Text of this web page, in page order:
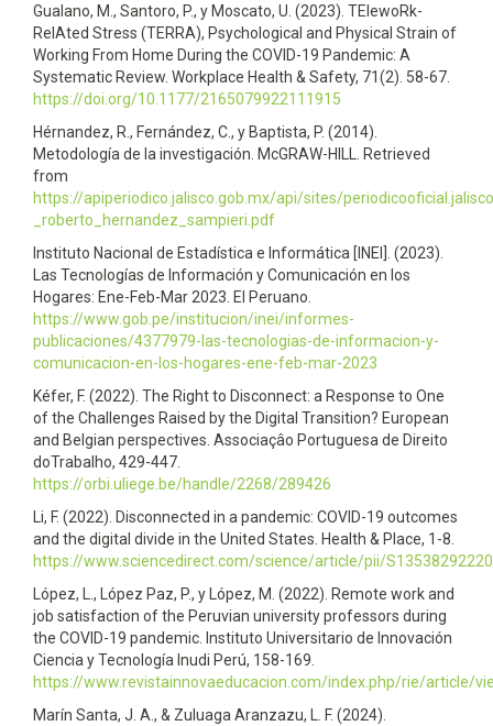
Gualano, M., Santoro, P., y Moscato, U. (2023). TElewoRk-
RelAted Stress (TERRA), Psychological and Physical Strain of
Working From Home During the COVID-19 Pandemic: A
Systematic Review. Workplace Health & Safety, 71(2). 58-67.
https://doi.org/10.1177/2165079922111915
Hérnandez, R., Fernández, C., y Baptista, P. (2014).
Metodología de la investigación. McGRAW-HILL. Retrieved
from
https://apiperiodico.jalisco.gob.mx/api/sites/
_roberto_hernandez_sampieri.pdf
Instituto Nacional de Estadística e Informática [INEI]. (2023).
Las Tecnologías de Información y Comunicación en los
Hogares: Ene-Feb-Mar 2023. El Peruano.
https://www.gob.pe/institucion/inei/informes-
publicaciones/4377979-las-tecnologias-de-informacion-y-
comunicacion-en-los-hogares-ene-feb-mar-2023
Kéfer, F. (2022). The Right to Disconnect: a Response to One
of the Challenges Raised by the Digital Transition? European
and Belgian perspectives. Associaçâo Portuguesa de Direito
doTrabalho, 429-447.
https://orbi.uliege.be/handle/2268/289426
Li, F. (2022). Disconnected in a pandemic: COVID-19 outcomes
and the digital divide in the United States. Health & Place, 1-8.
https://www.sciencedirect.com/science/article/pii/
López, L., López Paz, P., y López, M. (2022). Remote work and
job satisfaction of the Peruvian university professors during
the COVID-19 pandemic. Instituto Universitario de Innovación
Ciencia y Tecnología Inudi Perú, 158-169.
https://www.revistainnovaeducacion.com/index.php/rie/article/
Marín Santa, J. A., & Zuluaga Aranzazu, L. F. (2024).